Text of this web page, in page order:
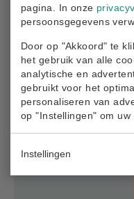
pagina. In onze
persoonsgegevens
Door op "Akkoord" te
het gebruik van alle
analytische en
gebruikt voor het
personaliseren van
op "Instellingen" om uw
Instellingen
617.3 KB